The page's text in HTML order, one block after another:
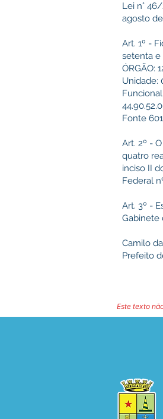
Lei n°
agosto
Art. 1º -
setenta e
ÓRGÃO:
Unidade:
Fonte 601
Art. 2º -
quatro
inciso II
Federal
Art. 3º -
Gabinete
Camilo
Prefeito
Este texto